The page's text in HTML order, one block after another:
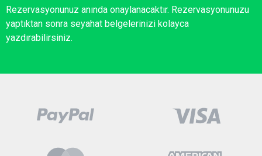
Rezervasyonunuz anında onaylanacaktır. Rezervasyonunuzu
yaptıktan sonra seyahat belgelerinizi kolayca
yazdırabilirsiniz.